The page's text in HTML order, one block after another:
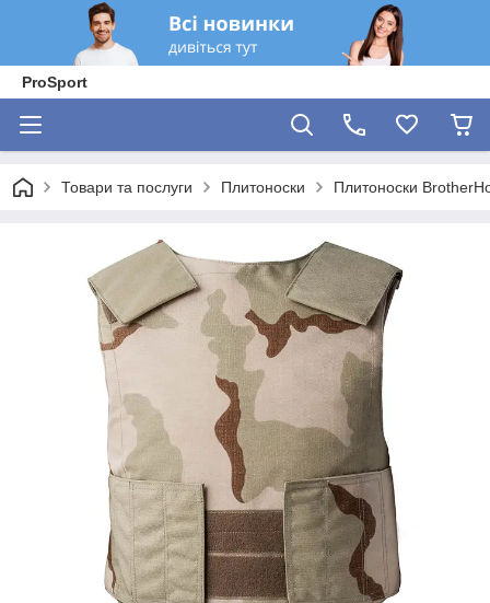
ProSport
Товари та послуги Плитоноски Плитоноски